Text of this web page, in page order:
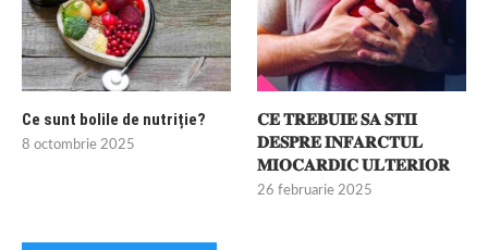
Ce sunt bolile de nutriție?
8 octombrie 2025
𝐂𝐄 𝐓𝐑𝐄𝐁𝐔𝐈𝐄 𝐒𝐀 𝐒𝐓𝐈𝐈
𝐃𝐄𝐒𝐏𝐑𝐄 𝐈𝐍𝐅𝐀𝐑𝐂𝐓𝐔𝐋
𝐌𝐈𝐎𝐂𝐀𝐑𝐃𝐈𝐂 𝐔𝐋𝐓𝐄𝐑𝐈𝐎𝐑
26 februarie 2025